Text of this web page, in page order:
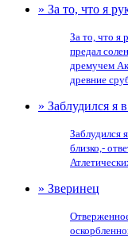
» За то, что я
За то, что я
предал
дремучем
древние
» Заблудился я
Заблудился
близко,-
» Зверинец